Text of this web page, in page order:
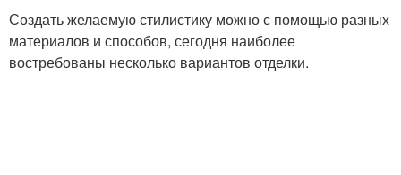
Создать желаемую стилистику можно с помощью разных
материалов и способов, сегодня наиболее
востребованы несколько вариантов отделки.